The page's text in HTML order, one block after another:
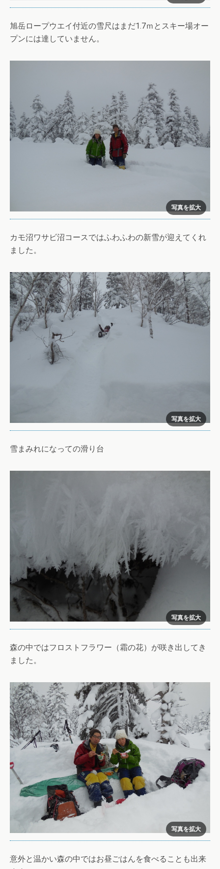
旭岳ロープウエイ付近の雪尺はまだ1.7ｍとスキー場オー
プンには達していません。
カモ沼ワサビ沼コースではふわふわの新雪が迎えてくれ
ました。
雪まみれになっての滑り台
森の中ではフロストフラワー（霜の花）が咲き出してき
ました。
意外と温かい森の中ではお昼ごはんを食べることも出来